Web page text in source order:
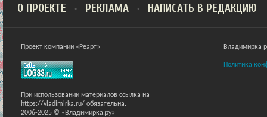
О ПРОЕКТЕ РЕКЛАМА НАПИСАТЬ В РЕДАКЦИЮ
Проект компании «Реарт»
При использовании материалов ссылка на
https://vladimirka.ru/ обязательна.
2006-2025 © «Владимирка.ру»
Владимирка
Политика